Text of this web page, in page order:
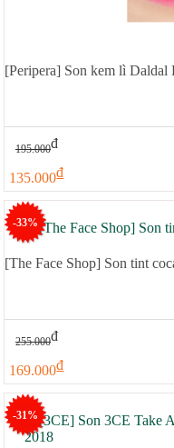
Nước hoa hồng |
Kit | Samples các loại
Cushion | BB cream |
Giảm cân | Tăng cân
[Peripera] Son kem lì Daldal
195.000đ
135.000đ
-33%
[The Face Shop] Son tint
255.000đ
169.000đ
-31%